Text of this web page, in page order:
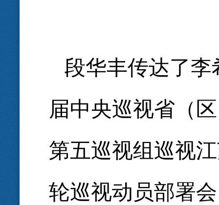
段华丰传达了
届中央巡视省（
第五巡视组巡视
轮巡视动员部署